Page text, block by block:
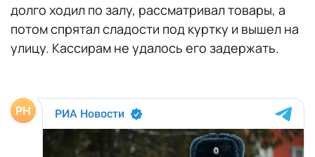
долго ходил по залу, рассматривал товары, а
потом спрятал сладости под куртку и вышел на
улицу. Кассирам не удалось его задержать.